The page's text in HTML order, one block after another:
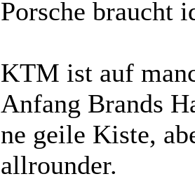
Porsche braucht
KTM ist auf
Anfang Brands
ne geile Kiste,
allrounder.